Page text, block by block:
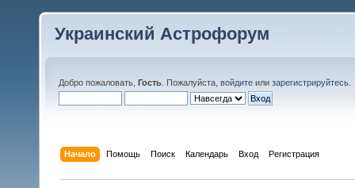
Украинский Астрофорум
Добро пожаловать, Гость . Пожалуйста, войдите или зарегистрируйтесь
Начало Помощь Поиск Календарь Вход Регистрация